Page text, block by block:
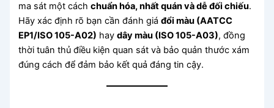
ma sát một cáchchuẩn hóa, nhất quán và dễ đối chiếu.
Hãy xác định rõ bạn cần đánh giáđổi màu (AATCC
EP1/ISO 105-A02) haydây màu (ISO 105-A03), đồng
thời tuân thủ điều kiện quan sát và bảo quản thước xám
đúng cách để đảm bảo kết quả đáng tin cậy.